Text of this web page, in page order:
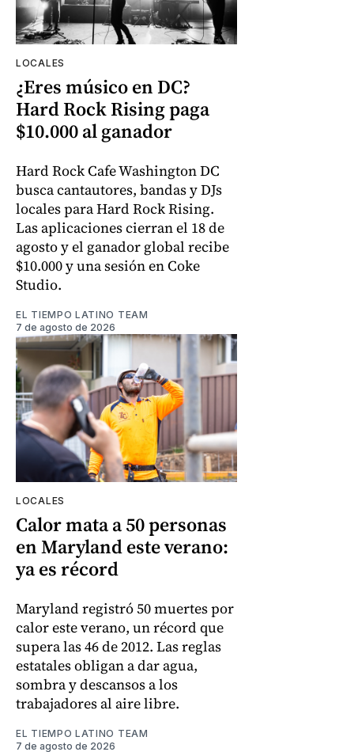
LOCALES
¿Eres músico en DC?
Hard Rock Rising paga
$10.000 al ganador
Hard Rock Cafe Washington DC
busca cantautores, bandas y DJs
locales para Hard Rock Rising.
Las aplicaciones cierran el 18 de
agosto y el ganador global recibe
$10.000 y una sesión en Coke
Studio.
EL TIEMPO LATINO TEAM
7 de agosto de 2026
LOCALES
Calor mata a 50 personas
en Maryland este verano:
ya es récord
Maryland registró 50 muertes por
calor este verano, un récord que
supera las 46 de 2012. Las reglas
estatales obligan a dar agua,
sombra y descansos a los
trabajadores al aire libre.
EL TIEMPO LATINO TEAM
7 de agosto de 2026